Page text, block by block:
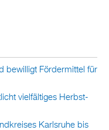
bewilligt Fördermittel für
vielfältiges Herbst-
Karlsruhe bis